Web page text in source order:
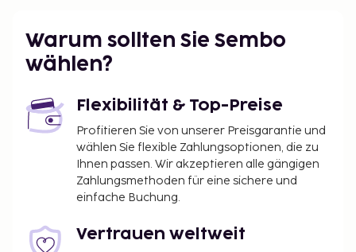
Warum sollten Sie Sembo
wählen?
Flexibilität & Top-Preise
Profitieren Sie von unserer Preisgarantie und
wählen Sie flexible Zahlungsoptionen, die zu
Ihnen passen. Wir akzeptieren alle gängigen
Zahlungsmethoden für eine sichere und
einfache Buchung.
Vertrauen weltweit